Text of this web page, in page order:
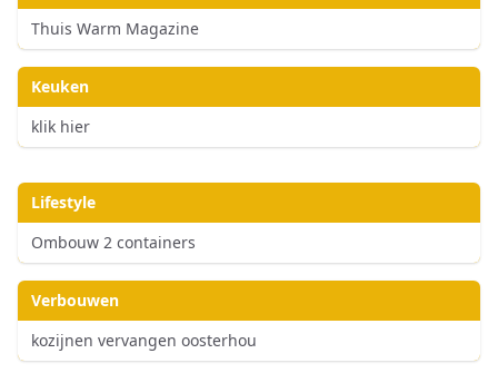
Thuis Warm Magazine
Keuken
klik hier
Lifestyle
Ombouw 2 containers
Verbouwen
kozijnen vervangen oosterhou